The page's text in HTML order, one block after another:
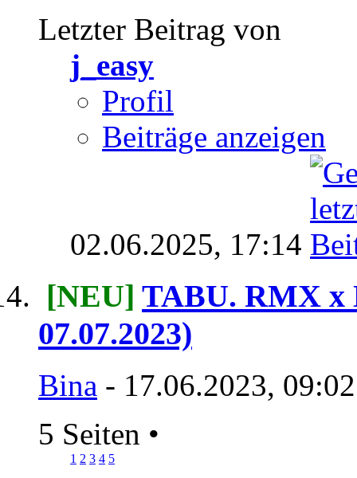
Letzter Beitrag von
j_easy
Profil
Beiträge anzeigen
02.06.2025, 17:14
[NEU] TABU. RMX x
07.07.2023)
Bina - 17.06.2023,
5 Seiten •
1 2 3 4 5